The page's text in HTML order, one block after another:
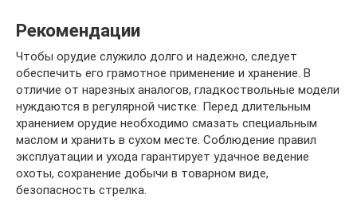
Рекомендации
Чтобы орудие служило долго и надежно, следует
обеспечить его грамотное применение и хранение. В
отличие от нарезных аналогов, гладкоствольные модели
нуждаются в регулярной чистке. Перед длительным
хранением орудие необходимо смазать специальным
маслом и хранить в сухом месте. Соблюдение правил
эксплуатации и ухода гарантирует удачное ведение
охоты, сохранение добычи в товарном виде,
безопасность стрелка.